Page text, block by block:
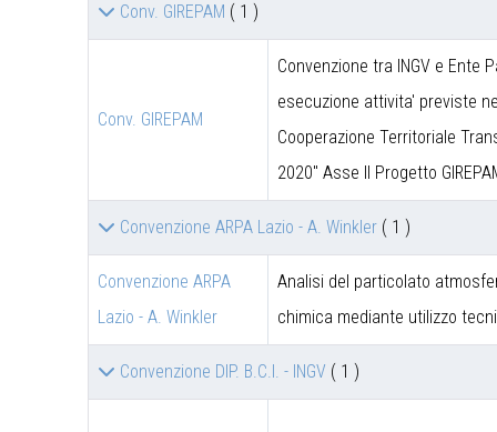
Conv. GIREPAM ( 1 )
Conv. GIREPAM
Convenzione tra INGV e Ente
esecuzione attivita' previste
Cooperazione Territoriale
2020" Asse II Progetto
Convenzione ARPA Lazio - A. Winkler ( 1 )
Convenzione ARPA
Lazio - A. Winkler
Analisi del particolato
chimica mediante utilizzo
Convenzione DIP. B.C.I. - INGV ( 1 )